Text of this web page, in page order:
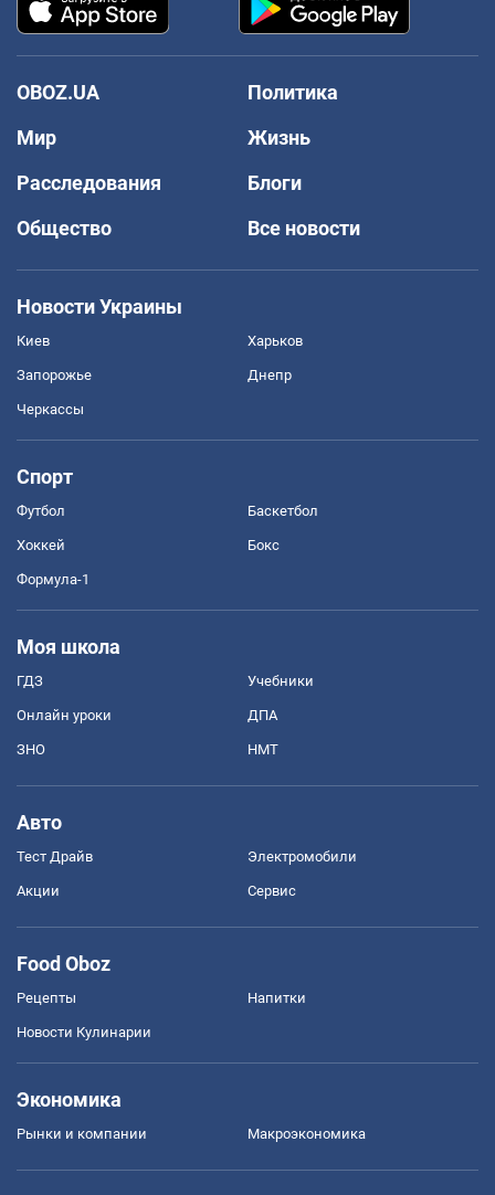
OBOZ.UA
Политика
Мир
Жизнь
Расследования
Блоги
Общество
Все новости
Новости Украины
Киев Харьков
Запорожье Днепр
Черкассы
Спорт
Футбол Баскетбол
Хоккей Бокс
Формула-1
Моя школа
ГДЗ Учебники
Онлайн уроки ДПА
ЗНО НМТ
Авто
Тест Драйв Электромобили
Акции Сервис
Food Oboz
Рецепты Напитки
Новости Кулинарии
Экономика
Рынки и компании Mакроэкономика